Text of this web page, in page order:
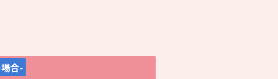
合-